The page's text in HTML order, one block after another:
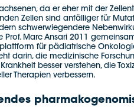
da er eher mit der
Zellen sind anfälliger für
schwerwiegendere
Marc Ansari 2011
für pädiatrische
darin, die medizinische
besser verstehen, die
Therapien verbessern.